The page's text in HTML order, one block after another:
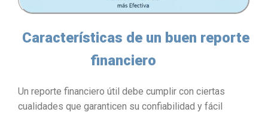
Características de un buen reporte
financiero
Un reporte financiero útil debe cumplir con ciertas
cualidades que garanticen su confiabilidad y fácil